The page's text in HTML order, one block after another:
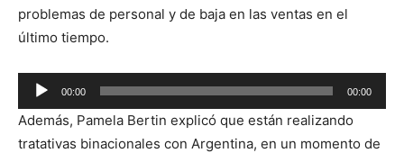
problemas de personal y de baja en las ventas en el
último tiempo.
Reproductor
de
audio
00:00 00:00
Además, Pamela Bertin explicó que están realizando
tratativas binacionales con Argentina, en un momento de